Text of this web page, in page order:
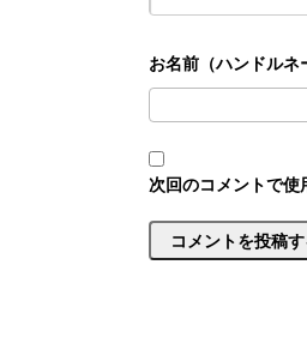
次回のコメントで使